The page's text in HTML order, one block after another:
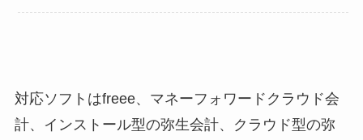
対応ソフトはfreee、マネーフォワードクラウド会
計、インストール型の弥生会計、クラウド型の弥